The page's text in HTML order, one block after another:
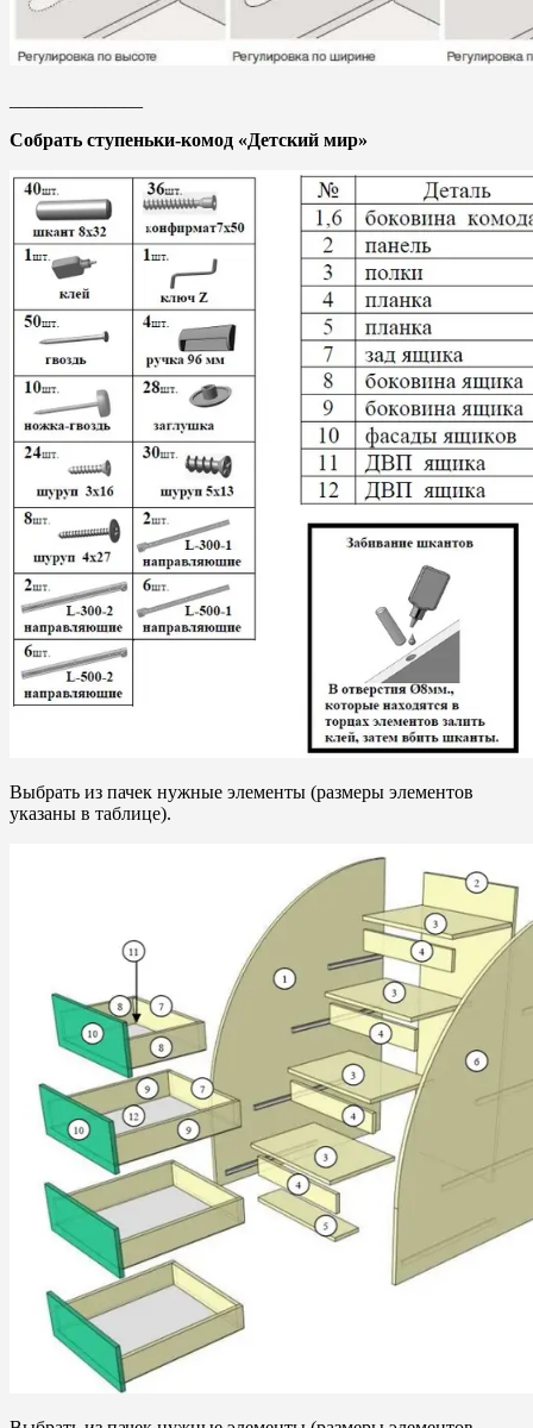
Собрать ступеньки-комод «Детский мир»
Выбрать из пачек нужные элементы (размеры элементов
указаны в таблице).